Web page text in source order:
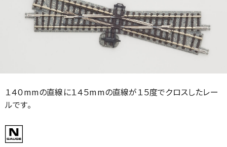
１４０mmの直線に１４５mmの直線が１５度でクロスしたレー
ルです。